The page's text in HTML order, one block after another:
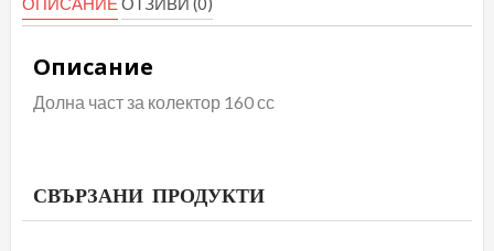
160
Описание
Долна част за колектор 160 сс
СВЪРЗАНИ ПРОДУКТИ